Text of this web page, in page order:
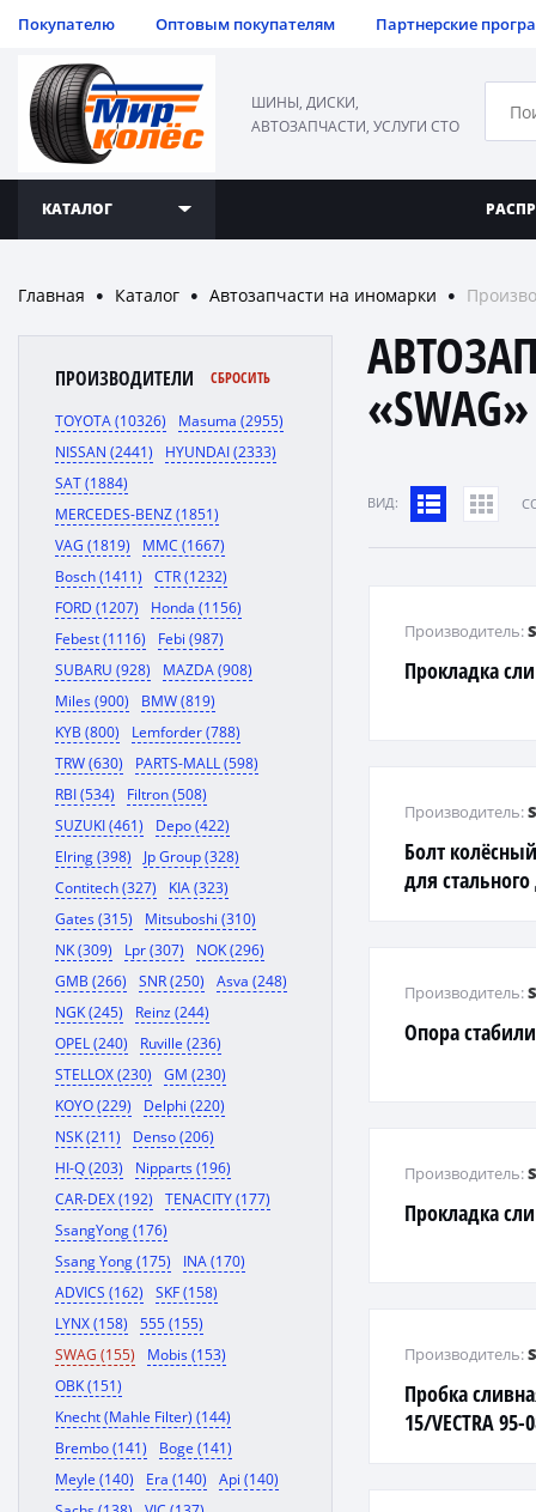
Покупателю Оптовым покупателям Партнерские
ШИНЫ, ДИСКИ,
АВТОЗАПЧАСТИ, УСЛУГИ СТО
КАТАЛОГ
Главная ● Каталог ● Автозапчасти на иномарки ●
ПРОИЗВОДИТЕЛИ СБРОСИТЬ
TOYOTA (10326)
Masuma (2955)
NISSAN (2441)
HYUNDAI (2333)
SAT (1884)
MERCEDES-BENZ (1851)
VAG (1819)
MMC (1667)
Bosch (1411)
CTR (1232)
FORD (1207)
Honda (1156)
Febest (1116)
Febi (987)
SUBARU (928)
MAZDA (908)
Miles (900)
BMW (819)
KYB (800)
Lemforder (788)
TRW (630)
PARTS-MALL (598)
RBI (534)
Filtron (508)
SUZUKI (461)
Depo (422)
Elring (398)
Jp Group (328)
Contitech (327)
KIA (323)
Gates (315)
Mitsuboshi (310)
NK (309)
Lpr (307)
NOK (296)
GMB (266)
SNR (250)
Asva (248)
NGK (245)
Reinz (244)
OPEL (240)
Ruville (236)
STELLOX (230)
GM (230)
KOYO (229)
Delphi (220)
NSK (211)
Denso (206)
HI-Q (203)
Nipparts (196)
CAR-DEX (192)
TENACITY (177)
SsangYong (176)
Ssang Yong (175)
INA (170)
ADVICS (162)
SKF (158)
LYNX (158)
555 (155)
SWAG (155)
Mobis (153)
OBK (151)
Knecht (Mahle Filter) (144)
Brembo (141)
Boge (141)
Meyle (140)
Era (140)
Api (140)
«SWAG»
ВИД:
Прокладка
Производитель:
Болт
для
Производитель:
Опора
Производитель:
Прокладка
Производитель:
Пробка
15/VECTRA 95-
Производитель: